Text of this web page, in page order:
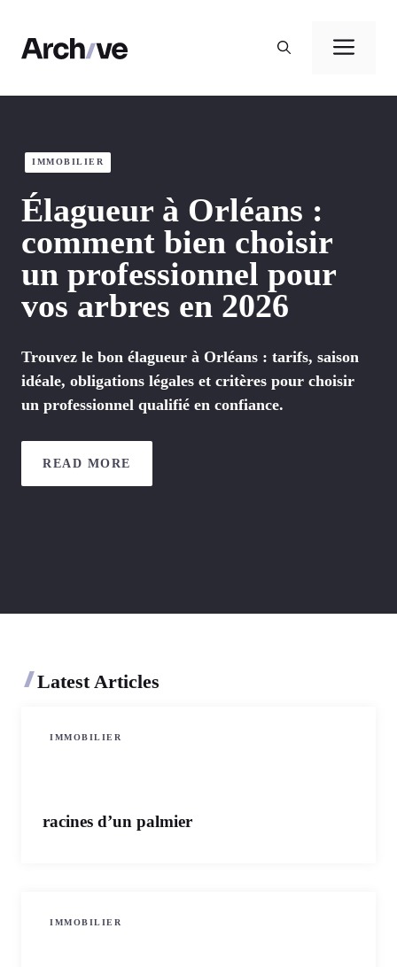
contenu
IMMOBILIER
Élagueur à Orléans :
comment bien choisir
un professionnel pour
vos arbres en 2026
Trouvez le bon élagueur à Orléans : tarifs, saison
idéale, obligations légales et critères pour choisir
un professionnel qualifié en confiance.
READ MORE
Latest Articles
IMMOBILIER
racines d’un palmier
IMMOBILIER